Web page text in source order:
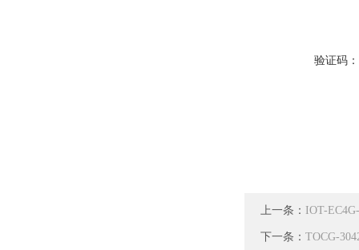
验证码：
上一条： IOT-
下一条： TOCG-